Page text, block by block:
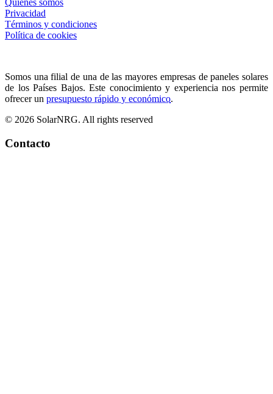
Quiénes somos
Privacidad
Términos y condiciones
Política de cookies
Somos una filial de una de las mayores empresas de paneles solares
de los Países Bajos. Este conocimiento y experiencia nos permite
ofrecer un presupuesto rápido y económico.
© 2026 SolarNRG. All rights reserved
Contacto